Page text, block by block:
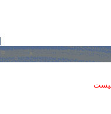
نیست